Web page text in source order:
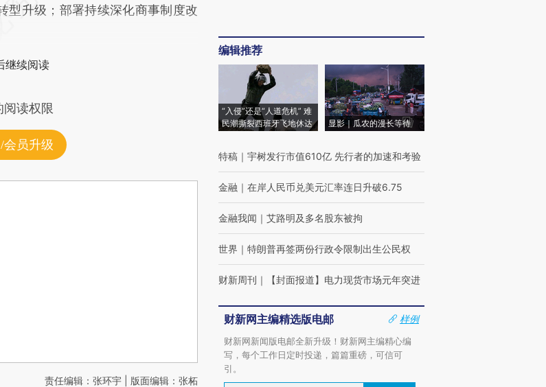
型升级；部署持续深化商事制度改
继续阅读
读权限
会员升级
责任编辑：张环宇 | 版面编辑：张柘
编辑推荐
“入侵”还是“人道危机” 难
民潮撕裂西班牙飞地休达
显影｜瓜农的漫长等待
特稿 ｜ 宇树发行市值610亿 先行者的加速和考验
金融 ｜ 在岸人民币兑美元汇率连日升破6.75
金融我闻 ｜ 艾路明及多名股东被拘
世界 ｜ 特朗普再签两份行政令限制出生公民权
财新周刊 ｜ 【封面报道】电力现货市场元年突进
财新网主编精选版电邮
样例
财新网新闻版电邮全新升级！财新网主编精心编
写，每个工作日定时投递，篇篇重磅，可信可
引。